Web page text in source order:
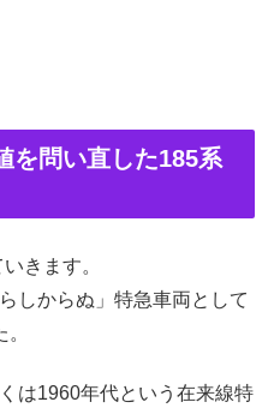
問い直した185系
きます。
しからぬ」特急車両として
は1960年代という在来線特